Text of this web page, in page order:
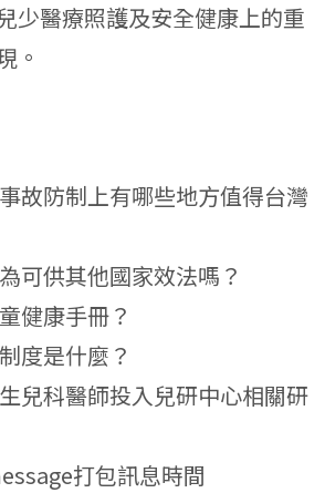
少醫療照護及安全健康上的重
。
故防制上有哪些地方值得台灣
可供其他國家效法嗎？
健康手冊？
度是什麼？
兒科醫師投入兒研中心相關研
打包訊息時間